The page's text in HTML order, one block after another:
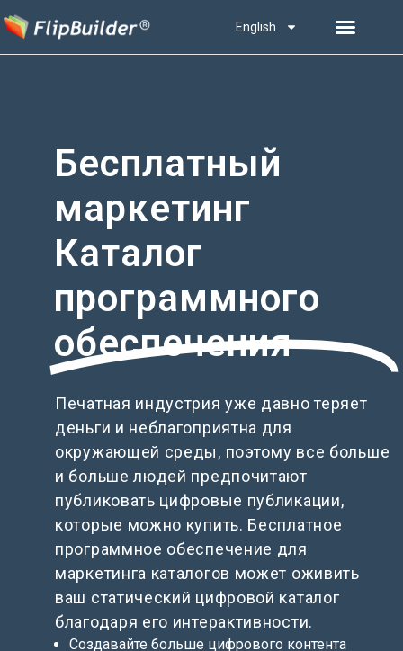
English
Бесплатный
маркетинг
Каталог
программного
обеспечения
Печатная индустрия уже давно теряет
деньги и неблагоприятна для
окружающей среды, поэтому все больше
и больше людей предпочитают
публиковать цифровые публикации,
которые можно купить. Бесплатное
программное обеспечение для
маркетинга каталогов может оживить
ваш статический цифровой каталог
благодаря его интерактивности.
Создавайте больше цифрового контента